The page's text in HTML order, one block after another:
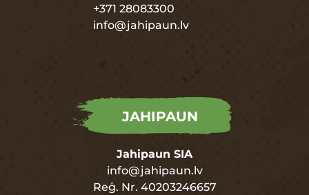
+371 28083300
info@jahipaun.lv
JAHIPAUN
Jahipaun SIA
info@jahipaun.lv
Reģ. Nr. 40203246657